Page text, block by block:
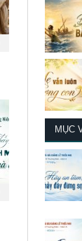
MỤC